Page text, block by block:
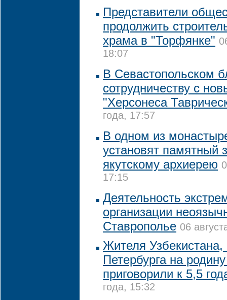
Представители
продолжить
храма в "Торфянке"
18:07
В Севастопольском
сотрудничеству с
"Херсонеса
года, 17:57
В одном из
установят памятный
якутскому архиерею
17:15
Деятельность
организации
Ставрополье 06
Жителя Узбекистана,
Петербурга на
приговорили к 5,5
года, 15:32